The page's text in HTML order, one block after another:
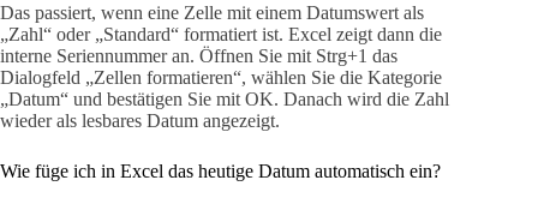
Das passiert, wenn eine Zelle mit einem Datumswert als
„Zahl“ oder „Standard“ formatiert ist. Excel zeigt dann die
interne Seriennummer an. Öffnen Sie mit Strg+1 das
Dialogfeld „Zellen formatieren“, wählen Sie die Kategorie
„Datum“ und bestätigen Sie mit OK. Danach wird die Zahl
wieder als lesbares Datum angezeigt.
Wie füge ich in Excel das heutige Datum automatisch ein?